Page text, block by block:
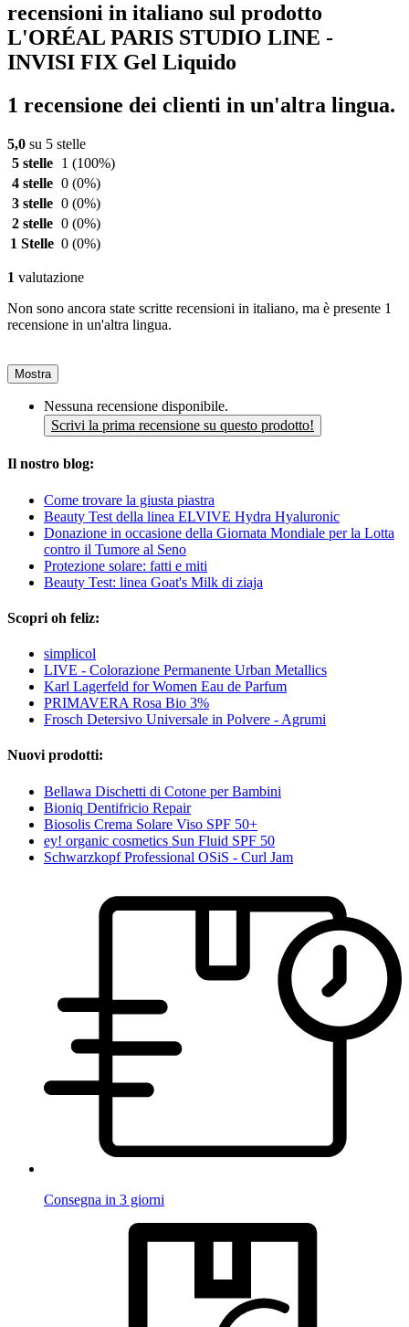
recensioni in italiano sul prodotto
L'ORÉAL PARIS STUDIO LINE -
INVISI FIX Gel Liquido
1 recensione dei clienti in un'altra lingua.
5,0 su 5 stelle
5 stelle
1 (100%)
4 stelle 0 (0%)
3 stelle 0 (0%)
2 stelle 0 (0%)
1 Stelle 0 (0%)
1 valutazione
Non sono ancora state scritte recensioni in italiano, ma è presente 1
recensione in un'altra lingua.
Mostra
Nessuna recensione disponibile.
Scrivi la prima recensione su questo prodotto!
Il nostro blog:
Come trovare la giusta piastra
Beauty Test della linea ELVIVE Hydra Hyaluronic
Donazione in occasione della Giornata Mondiale per la Lotta
contro il Tumore al Seno
Protezione solare: fatti e miti
Beauty Test: linea Goat's Milk di ziaja
Scopri oh feliz:
simplicol
LIVE - Colorazione Permanente Urban Metallics
Karl Lagerfeld for Women Eau de Parfum
PRIMAVERA Rosa Bio 3%
Frosch Detersivo Universale in Polvere - Agrumi
Nuovi prodotti:
Bellawa Dischetti di Cotone per Bambini
Bioniq Dentifricio Repair
Biosolis Crema Solare Viso SPF 50+
ey! organic cosmetics Sun Fluid SPF 50
Schwarzkopf Professional OSiS - Curl Jam
Consegna in 3 giorni